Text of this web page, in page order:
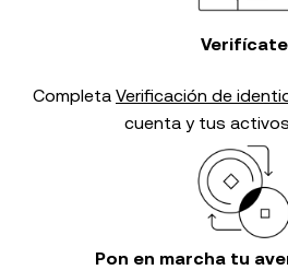
Verifícate
Completa Verificación de
cuenta y tus
Pon en marcha tu